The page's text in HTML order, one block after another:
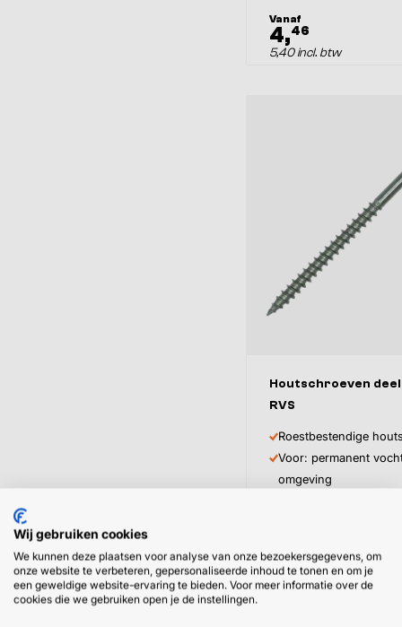
Afmeting
Inhoud
Vanaf
4,46
5,40 incl. btw
Houtschroeven
RVS
Roestbestendige
Voor: permanent
omgeving
14,41
17,44 incl. btw
Wij gebruiken cookies
We kunnen deze plaatsen voor analyse van onze bezoekersgegevens, om
onze website te verbeteren, gepersonaliseerde inhoud te tonen en om je
een geweldige website-ervaring te bieden. Voor meer informatie over de
cookies die we gebruiken open je de instellingen.